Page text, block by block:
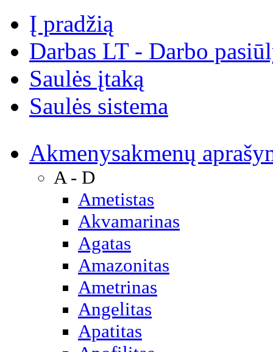
Į pradžią
Darbas LT - Darbo
Saulės įtaką
Saulės sistema
Akmenysakmenų
A - D
Ametistas
Akvamarinas
Agatas
Amazonitas
Ametrinas
Angelitas
Apatitas